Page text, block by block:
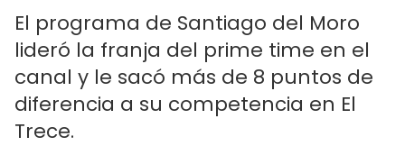
El programa de Santiago del Moro
lideró la franja del prime time en el
canal y le sacó más de 8 puntos de
diferencia a su competencia en El
Trece.